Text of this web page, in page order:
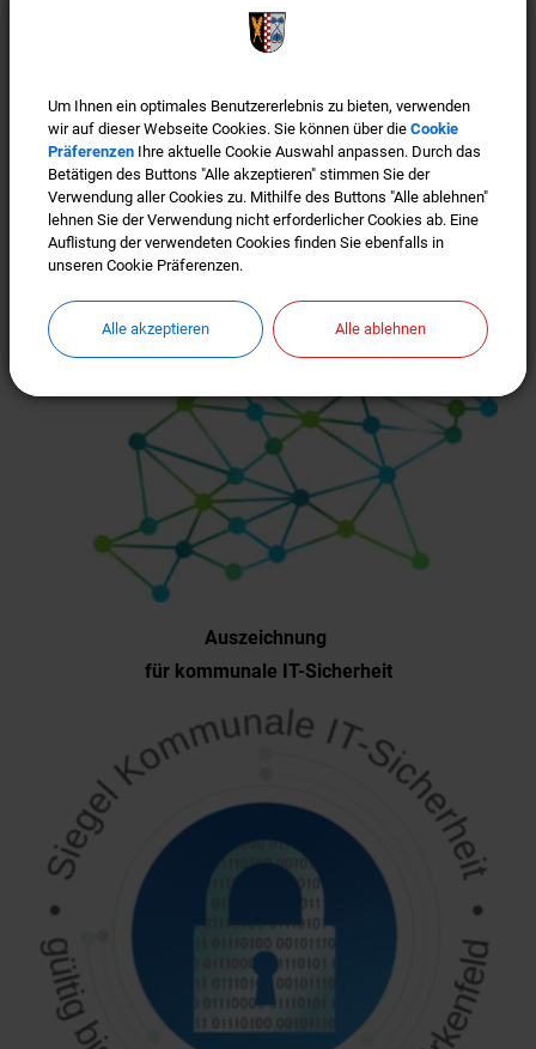
Auszeichnung
für kommunale IT-Sicherheit
Um Ihnen ein optimales Benutzererlebnis zu bieten, verwenden
wir auf dieser Webseite Cookies. Sie können über die Cookie
Präferenzen Ihre aktuelle Cookie Auswahl anpassen. Durch das
Betätigen des Buttons "Alle akzeptieren" stimmen Sie der
Verwendung aller Cookies zu. Mithilfe des Buttons "Alle ablehnen"
lehnen Sie der Verwendung nicht erforderlicher Cookies ab. Eine
Auflistung der verwendeten Cookies finden Sie ebenfalls in
unseren Cookie Präferenzen.
Alle akzeptieren Alle ablehnen
Um Ihnen ein optimales Benutzererlebnis zu bieten, verwenden
wir auf dieser Webseite Cookies. Sie können über die Cookie
Präferenzen Ihre aktuelle Cookie Auswahl anpassen. Durch das
Betätigen des Buttons "Alle akzeptieren" stimmen Sie der
Verwendung aller Cookies zu. Mithilfe des Buttons "Alle ablehnen"
lehnen Sie der Verwendung nicht erforderlicher Cookies ab. Eine
Auflistung der verwendeten Cookies finden Sie ebenfalls in
unseren Cookie Präferenzen.
Alle akzeptieren Alle ablehnen